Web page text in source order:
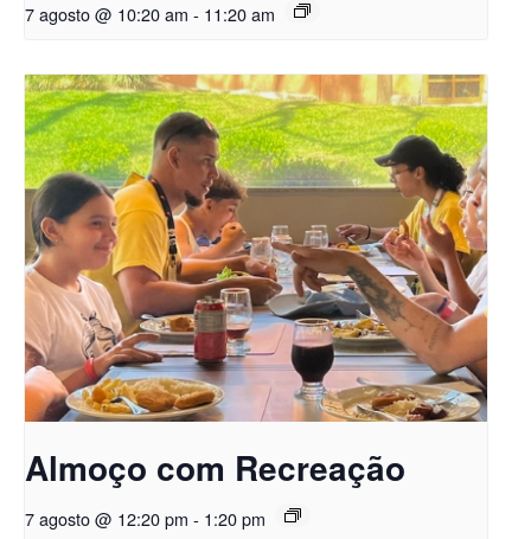
7 agosto @ 10:20 am - 11:20 am
Almoço com Recreação
7 agosto @ 12:20 pm - 1:20 pm